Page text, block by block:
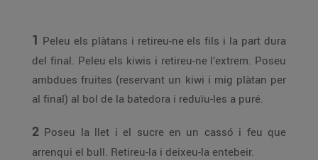
1 Peleu els plàtans i retireu-ne els fils i la part dura
del final. Peleu els kiwis i retireu-ne l’extrem. Poseu
ambdues fruites (reservant un kiwi i mig plàtan per
al final) al bol de la batedora i reduïu-les a puré.
2 Poseu la llet i el sucre en un cassó i feu que
arrenqui el bull. Retireu-la i deixeu-la entebeir.